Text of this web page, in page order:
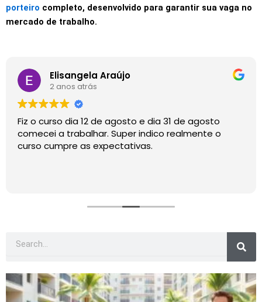
porteiro completo, desenvolvido para garantir sua vaga no
mercado de trabalho.
Elisangela Araújo
2 anos atrás
Fiz o curso dia 12 de agosto e dia 31 de agosto
comecei a trabalhar. Super indico realmente o
curso cumpre as expectativas.
q
u
i
P
á
P
á
P
á
P
á
P
á